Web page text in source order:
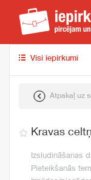
Visi iepirkumi
Atpakaļ uz
Kravas
Izsludināšanas
Pieteikšanās